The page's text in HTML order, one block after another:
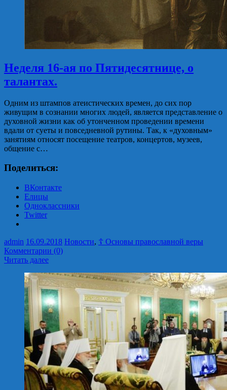
Неделя 16-ая по Пятидесятнице, о
талантах.
Одним из штампов атеистических времен, до сих пор
живущим в сознании многих людей, является представление о
духовной жизни как об утонченном проведении времени
вдали от суеты и повседневной рутины. Так, к «духовным»
занятиям относят посещение театров, концертов, музеев,
общение с…
Поделиться:
ВКонтакте
Елицы
Одноклассники
Twitter
admin 16.09.2018 Новости, ☦ Основы православной веры
Комментарии (0)
Читать далее